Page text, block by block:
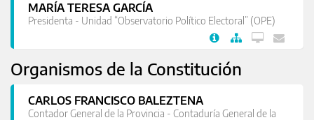
MARÍA TERESA GARCÍA
Presidenta - Unidad “Observatorio Político Electoral” (OPE)
Organismos de la Constitución
CARLOS FRANCISCO BALEZTENA
Contador General de la Provincia - Contaduría General de la